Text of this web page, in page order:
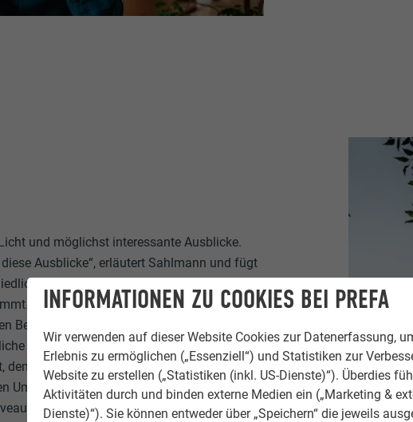
INFORMATIONEN ZU COOKIES BEI PREFA
Wir verwenden auf dieser Website Cookies zur Datenerfassung,
Erlebnis zu ermöglichen („Essenziell“) und Statistiken zur
Website zu erstellen („Statistiken (inkl. US-Dienste)“). Überdies
Aktivitäten durch und binden externe Medien ein („Marketing &
Dienste)“). Sie können entweder über „Speichern“ die jeweils
und möglichst interessante Ausblicke.
Ausblicke“, erläutert Sahlmann und fügt
Wohnungstypen bietet, aber dennoch
Die raumhohen Fenster und die
Bezug zur Stadt und die Einbindung des
Säulenkonstruktion des Gebäudes
denn sie spiegelt als Säulenwald das Motiv
Umgebung wider. Diese Säulen heben dabei